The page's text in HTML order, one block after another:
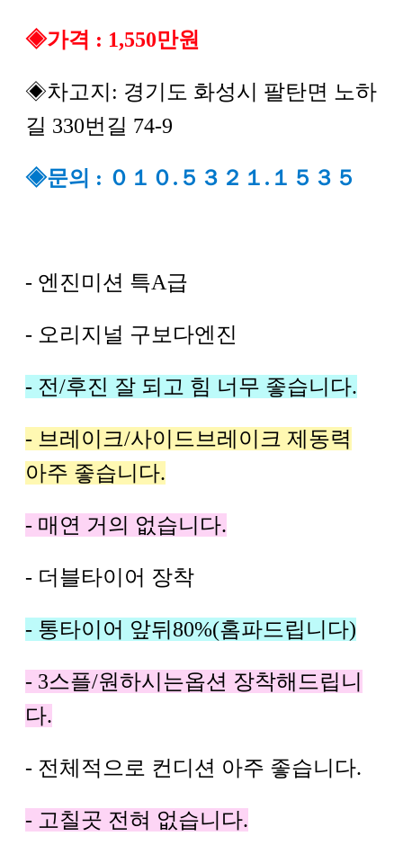
◈가격 : 1,550만원
◈차고지: 경기도 화성시 팔탄면 노하
길 330번길 74-9
◈문의 : ０１０.５３２１.１５３５
- 엔진미션 특A급
- 오리지널 구보다엔진
- 전/후진 잘 되고 힘 너무 좋습니다.
- 브레이크/사이드브레이크 제동력
아주 좋습니다.
- 매연 거의 없습니다.
- 더블타이어 장착
- 통타이어 앞뒤80%(홈파드립니다)
- 3스플/원하시는옵션 장착해드립니
다.
- 전체적으로 컨디션 아주 좋습니다.
- 고칠곳 전혀 없습니다.